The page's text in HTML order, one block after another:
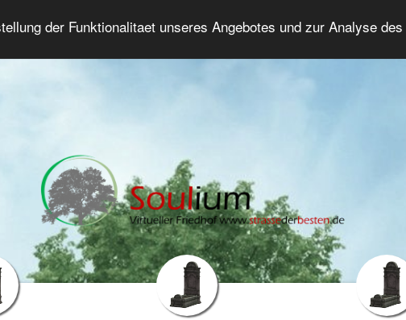
der Funktionalitaet unseres Angebotes und zur Analyse
Trauerforum Erweiterte Suche